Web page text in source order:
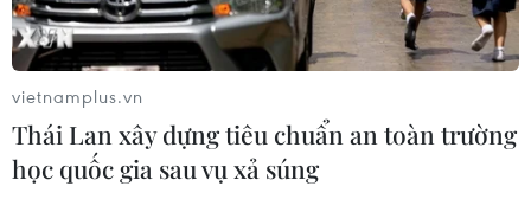
vietnamplus.vn
Thái Lan xây dựng tiêu chuẩn an toàn trường
học quốc gia sau vụ xả súng